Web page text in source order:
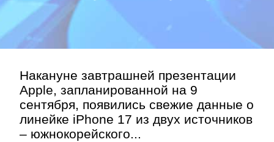
Накануне завтрашней презентации
Apple, запланированной на 9
сентября, появились свежие данные о
линейке iPhone 17 из двух источников
– южнокорейского...
Правила »